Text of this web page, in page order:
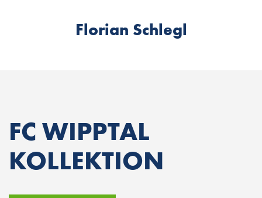
Florian Schlegl
FC WIPPTAL
KOLLEKTION